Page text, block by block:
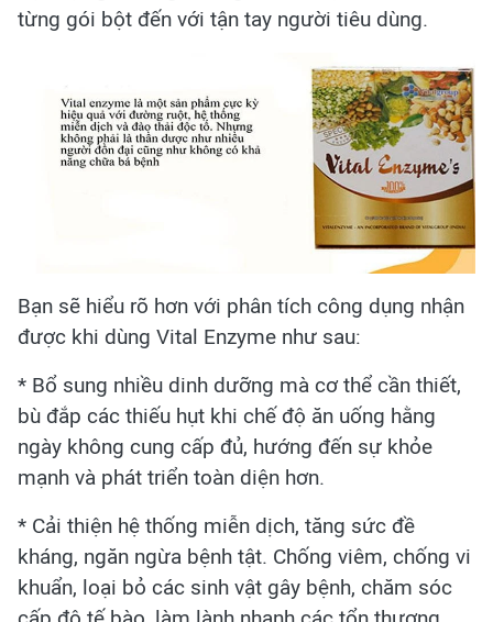
từng gói bột đến với tận tay người tiêu dùng.
Bạn sẽ hiểu rõ hơn với phân tích công dụng nhận
được khi dùng Vital Enzyme như sau:
* Bổ sung nhiều dinh dưỡng mà cơ thể cần thiết,
bù đắp các thiếu hụt khi chế độ ăn uống hằng
ngày không cung cấp đủ, hướng đến sự khỏe
mạnh và phát triển toàn diện hơn.
* Cải thiện hệ thống miễn dịch, tăng sức đề
kháng, ngăn ngừa bệnh tật. Chống viêm, chống vi
khuẩn, loại bỏ các sinh vật gây bệnh, chăm sóc